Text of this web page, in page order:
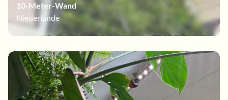
10-Meter-Wand
Niederlande